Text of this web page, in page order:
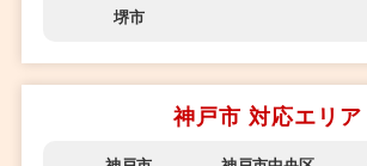
堺市
神戸市 対応エリア